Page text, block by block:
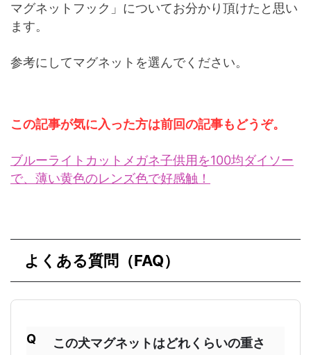
マグネットフック」についてお分かり頂けたと思い
ます。
参考にしてマグネットを選んでください。
この記事が気に入った方は前回の記事もどうぞ。
ブルーライトカットメガネ子供用を100均ダイソー
で、薄い黄色のレンズ色で好感触！
よくある質問（FAQ）
この犬マグネットはどれくらいの重さ